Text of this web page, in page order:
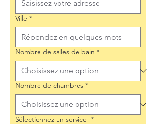
Ville *
Nombre de salles de bain *
Nombre de chambres *
Sélectionnez un service *